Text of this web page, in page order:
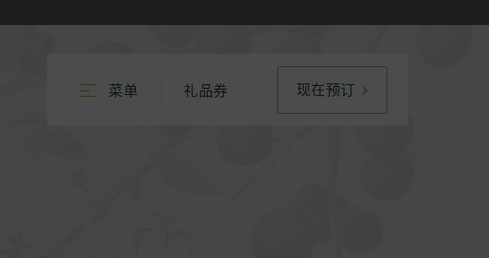
菜单 礼品券 现在预订